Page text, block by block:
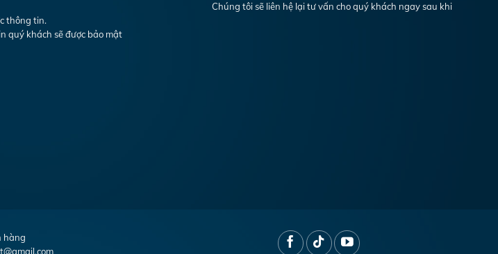
Chúng tôi sẽ liên hệ lại tư vấn cho quý khách ngay sau khi
thông tin.
quý khách sẽ được bảo mật
hàng